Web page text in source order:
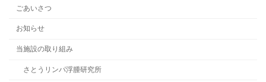
ごあいさつ
お知らせ
当施設の取り組み
さとうリンパ浮腫研究所